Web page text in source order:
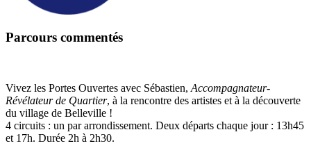
Parcours commentés
Vivez les Portes Ouvertes avec Sébastien, Accompagnateur-
Révélateur de Quartier, à la rencontre des artistes et à la découverte
du village de Belleville !
4 circuits : un par arrondissement. Deux départs chaque jour : 13h45
et 17h. Durée 2h à 2h30.